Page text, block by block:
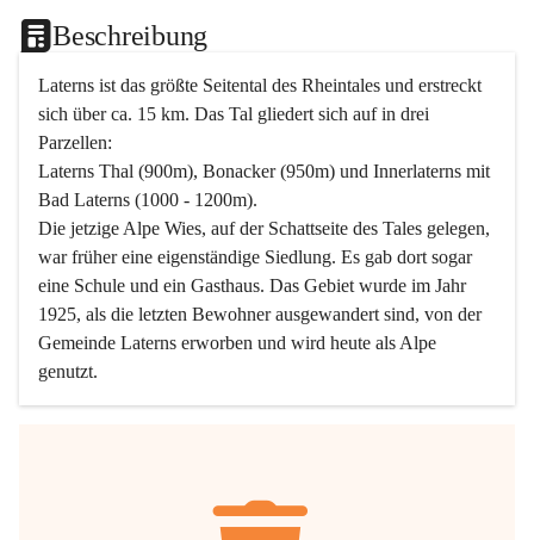
Beschreibung
Laterns ist das größte Seitental des Rheintales und erstreckt
sich über ca. 15 km. Das Tal gliedert sich auf in drei
Parzellen:
Laterns Thal (900m), Bonacker (950m) und Innerlaterns mit
Bad Laterns (1000 - 1200m).
Die jetzige Alpe Wies, auf der Schattseite des Tales gelegen,
war früher eine eigenständige Siedlung. Es gab dort sogar
eine Schule und ein Gasthaus. Das Gebiet wurde im Jahr
1925, als die letzten Bewohner ausgewandert sind, von der
Gemeinde Laterns erworben und wird heute als Alpe
genutzt.